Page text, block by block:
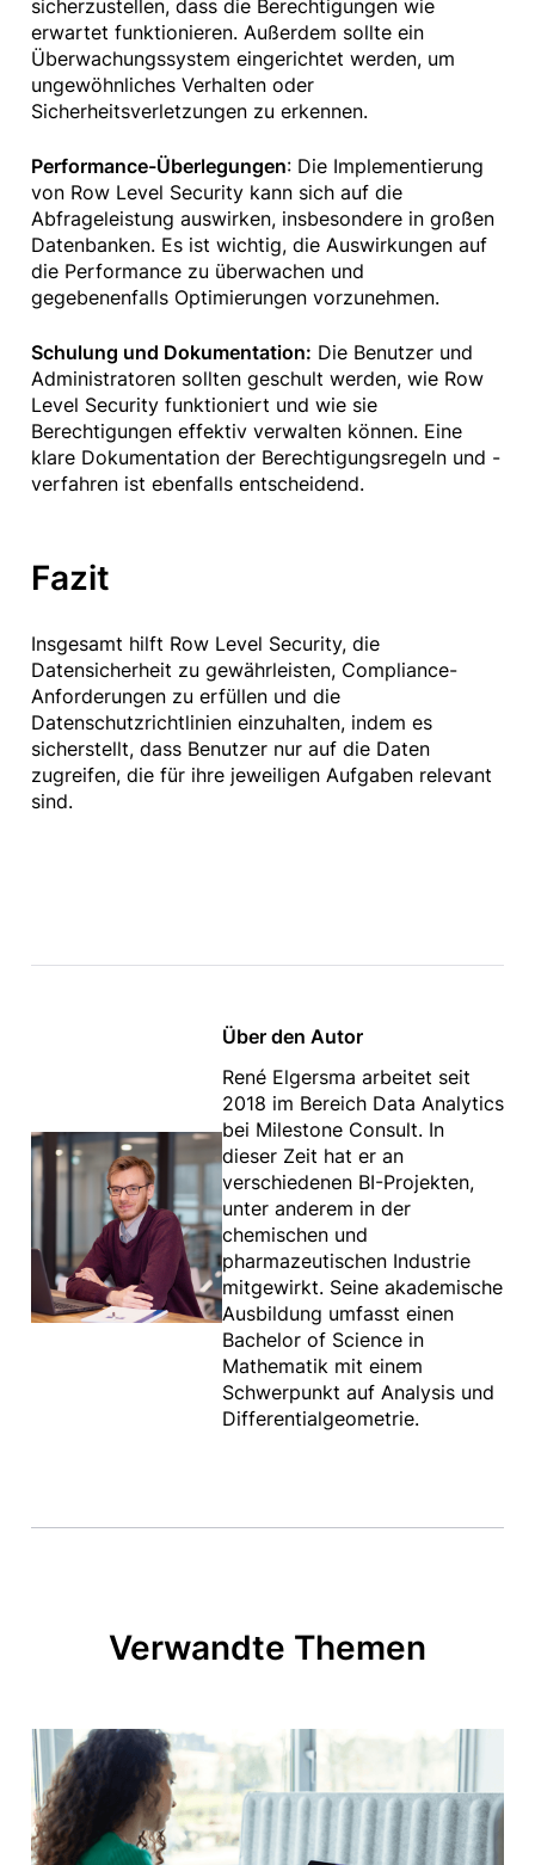
sicherzustellen, dass die Berechtigungen wie
erwartet funktionieren. Außerdem sollte ein
Überwachungssystem eingerichtet werden, um
ungewöhnliches Verhalten oder
Sicherheitsverletzungen zu erkennen.
Performance-Überlegungen: Die Implementierung
von Row Level Security kann sich auf die
Abfrageleistung auswirken, insbesondere in großen
Datenbanken. Es ist wichtig, die Auswirkungen auf
die Performance zu überwachen und
gegebenenfalls Optimierungen vorzunehmen.
Schulung und Dokumentation: Die Benutzer und
Administratoren sollten geschult werden, wie Row
Level Security funktioniert und wie sie
Berechtigungen effektiv verwalten können. Eine
klare Dokumentation der Berechtigungsregeln und -
verfahren ist ebenfalls entscheidend.
Fazit
Insgesamt hilft Row Level Security, die
Datensicherheit zu gewährleisten, Compliance-
Anforderungen zu erfüllen und die
Datenschutzrichtlinien einzuhalten, indem es
sicherstellt, dass Benutzer nur auf die Daten
zugreifen, die für ihre jeweiligen Aufgaben relevant
sind.
Über den Autor
René Elgersma arbeitet seit
2018 im Bereich Data Analytics
bei Milestone Consult. In
dieser Zeit hat er an
verschiedenen BI-Projekten,
unter anderem in der
chemischen und
pharmazeutischen Industrie
mitgewirkt. Seine akademische
Ausbildung umfasst einen
Bachelor of Science in
Mathematik mit einem
Schwerpunkt auf Analysis und
Differentialgeometrie.​
Verwandte Themen